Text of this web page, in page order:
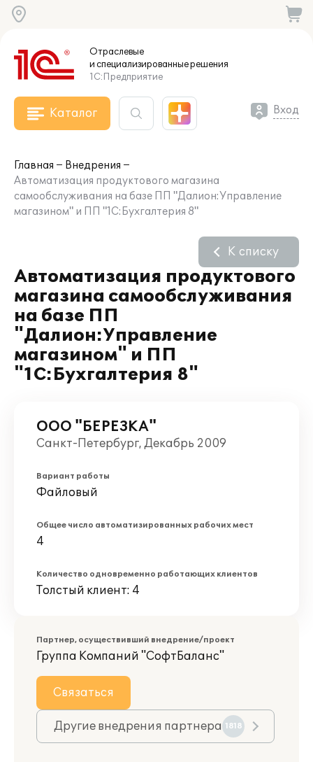
Отраслевые
и специализированныерешения
1С:Предприятие
Каталог Вход
Главная
Внедрения
Автоматизация продуктового магазина
самообслуживания на базе ПП "Далион:Управление
магазином" и ПП "1С:Бухгалтерия 8"
Автоматизация продуктового
магазина самообслуживания
на базе ПП
"Далион:Управление
магазином" и ПП
"1С:Бухгалтерия 8"
К списку
ООО "БЕРЕЗКА"
Санкт-Петербург, Декабрь 2009
Вариант работы
Файловый
Общее число автоматизированных рабочих мест
4
Количество одновременно работающих клиентов
Толстый клиент: 4
Партнер, осуществивший внедрение/проект
Группа Компаний "СофтБаланс"
Связаться
Другие внедрения партнера 1818